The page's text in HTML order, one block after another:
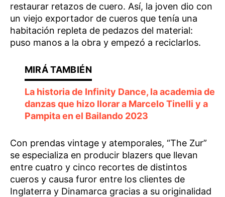
restaurar retazos de cuero. Así, la joven dio con
un viejo exportador de cueros que tenía una
habitación repleta de pedazos del material:
puso manos a la obra y empezó a reciclarlos.
La historia de Infinity Dance, la academia de
danzas que hizo llorar a Marcelo Tinelli y a
Pampita en el Bailando 2023
Con prendas vintage y atemporales, “The Zur”
se especializa en producir blazers que llevan
entre cuatro y cinco recortes de distintos
cueros y causa furor entre los clientes de
Inglaterra y Dinamarca gracias a su originalidad